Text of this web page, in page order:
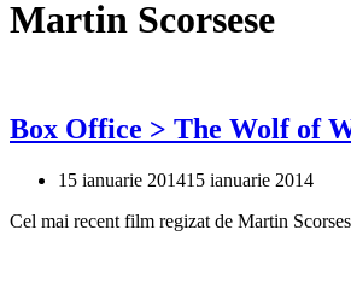
Martin Scorsese
Box Office > The Wolf of
15 ianuarie 201415 ianuarie 2014
Cel mai recent film regizat de Martin